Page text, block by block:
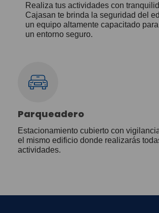
Realiza tus actividades con
Cajasan te brinda la seguridad del
un equipo altamente capacitado
un entorno seguro.
Parqueadero
Estacionamiento cubierto con
el mismo edificio donde realizarás
actividades.